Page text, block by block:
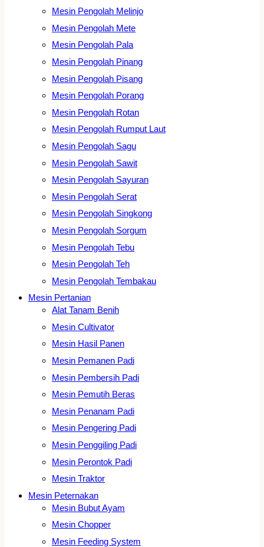
Mesin Pengolah Melinjo
Mesin Pengolah Mete
Mesin Pengolah Pala
Mesin Pengolah Pinang
Mesin Pengolah Pisang
Mesin Pengolah Porang
Mesin Pengolah Rotan
Mesin Pengolah Rumput Laut
Mesin Pengolah Sagu
Mesin Pengolah Sawit
Mesin Pengolah Sayuran
Mesin Pengolah Serat
Mesin Pengolah Singkong
Mesin Pengolah Sorgum
Mesin Pengolah Tebu
Mesin Pengolah Teh
Mesin Pengolah Tembakau
Mesin Pertanian
Alat Tanam Benih
Mesin Cultivator
Mesin Hasil Panen
Mesin Pemanen Padi
Mesin Pembersih Padi
Mesin Pemutih Beras
Mesin Penanam Padi
Mesin Pengering Padi
Mesin Penggiling Padi
Mesin Perontok Padi
Mesin Traktor
Mesin Peternakan
Mesin Bubut Ayam
Mesin Chopper
Mesin Feeding System